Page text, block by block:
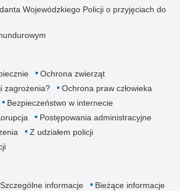
Wojewódzkiego Policji o przyjęciach do
Ochrona zwierząt
zagrożenia?
Ochrona praw człowieka
Bezpieczeństwo w internecie
Postępowania administracyjne
Z udziałem policji
Szczególne informacje
Bieżące informacje